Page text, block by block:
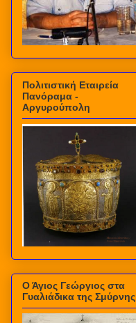
Πολιτιστική Εταιρεία
Πανόραμα -
Αργυρούπολη
Ο Άγιος Γεώργιος στα
Γυαλιάδικα της Σμύρνης